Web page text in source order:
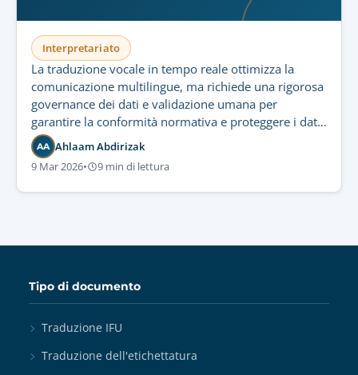
Interpretariato
La traduzione vocale in tempo reale ottimizza la
comunicazione multilingue, ma richiede una rigorosa
governance dei dati e validazione umana per
garantire la conformità normativa e proteggere i dati
audio sensibili.
AA Ahlaam Abdirizak
9 Mar 2026• 9 min di lettura
Tipo di documento
Traduzione IFU
Traduzione dell'etichettatura